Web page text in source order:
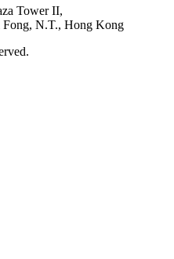
Tower II,
N.T., Hong Kong